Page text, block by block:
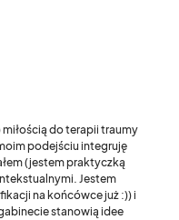
do terapii traumy
podejściu integruję
(jestem praktyczką
Jestem
na końcówce już :)) i
stanowią idee